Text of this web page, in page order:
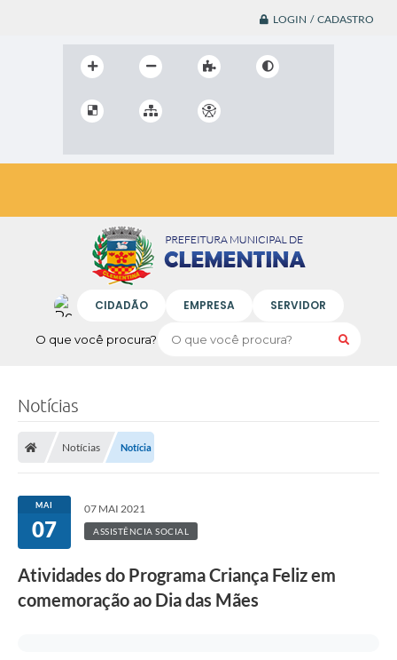
LOGIN / CADASTRO
O que você procura?
CIDADÃO EMPRESA SERVIDOR
Notícias
Notícias Notícia
MAI
07
07 MAI 2021
ASSISTÊNCIA SOCIAL
Atividades do Programa Criança Feliz em
comemoração ao Dia das Mães